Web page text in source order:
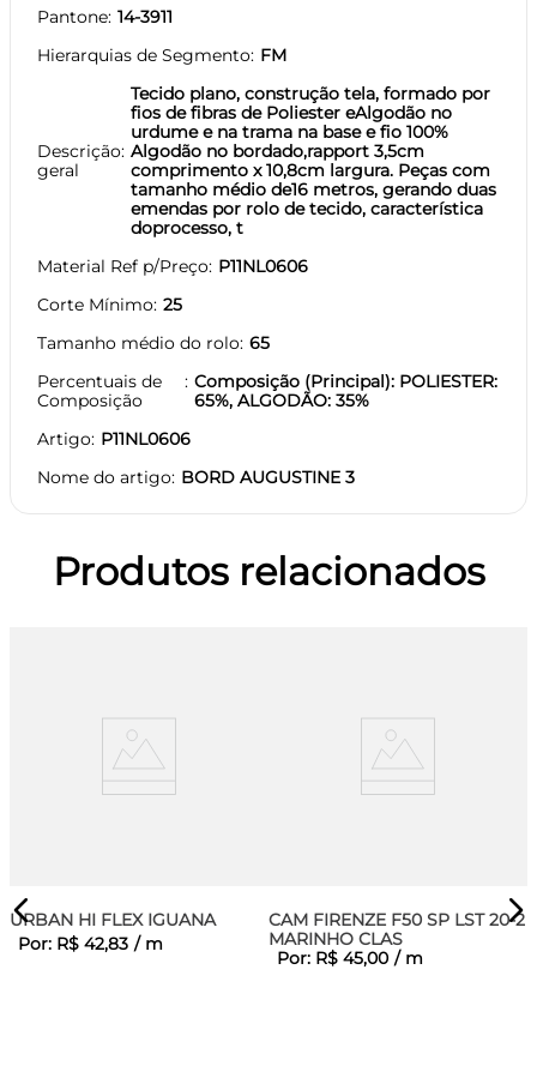
Pantone 14-3911
Hierarquias de Segmento FM
Descrição
geral
Tecido plano, construção tela, formado por
fios de fibras de Poliester eAlgodão no
urdume e na trama na base e fio 100%
Algodão no bordado,rapport 3,5cm
comprimento x 10,8cm largura. Peças com
tamanho médio de16 metros, gerando duas
emendas por rolo de tecido, característica
doprocesso, t
Material Ref p/Preço P11NL0606
Corte Mínimo 25
Tamanho médio do rolo 65
Percentuais de
Composição
Composição (Principal): POLIESTER:
65%, ALGODÃO: 35%
Artigo P11NL0606
Nome do artigo BORD AUGUSTINE 3
Produtos relacionados
URBAN HI FLEX IGUANA
Por: R$ 42,83 / m
CAM FIRENZE F50 SP LST 20-2
MARINHO CLAS
Por: R$ 45,00 / m